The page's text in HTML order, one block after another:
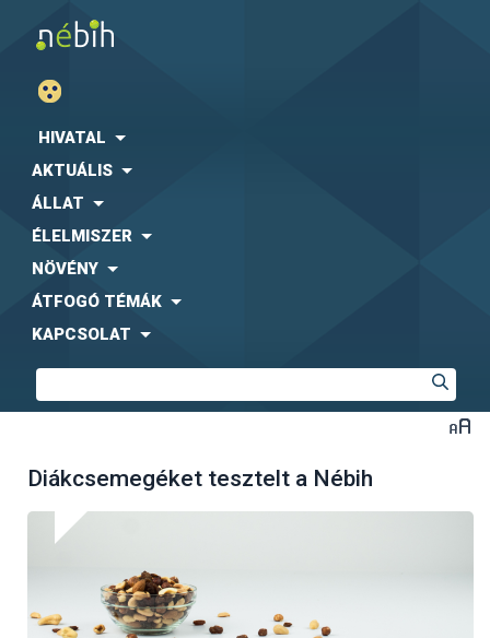
HIVATAL
AKTUÁLIS
ÁLLAT
ÉLELMISZER
NÖVÉNY
ÁTFOGÓ TÉMÁK
KAPCSOLAT
Diákcsemegéket tesztelt a Nébih